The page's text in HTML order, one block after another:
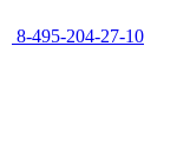
8-495-204-27-10